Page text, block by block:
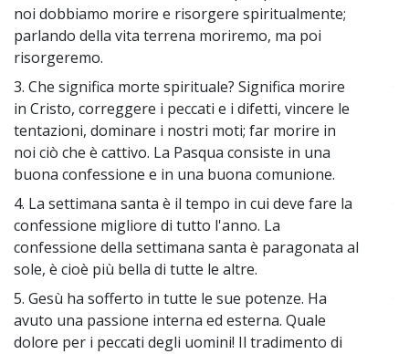
noi dobbiamo morire e risorgere spiritualmente;
parlando della vita terrena moriremo, ma poi
risorgeremo.
3. Che significa morte spirituale? Significa morire
in Cristo, correggere i peccati e i difetti, vincere le
tentazioni, dominare i nostri moti; far morire in
noi ciò che è cattivo. La Pasqua consiste in una
buona confessione e in una buona comunione.
4. La settimana santa è il tempo in cui deve fare la
confessione migliore di tutto l'anno. La
confessione della settimana santa è paragonata al
sole, è cioè più bella di tutte le altre.
5. Gesù ha sofferto in tutte le sue potenze. Ha
avuto una passione interna ed esterna. Quale
dolore per i peccati degli uomini! Il tradimento di